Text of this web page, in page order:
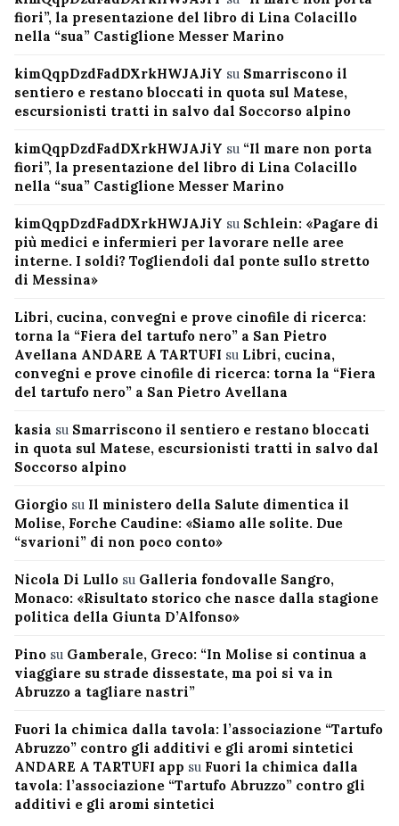
fiori”, la presentazione del libro di Lina Colacillo
nella “sua” Castiglione Messer Marino
kimQqpDzdFadDXrkHWJAJiY su Smarriscono il
sentiero e restano bloccati in quota sul Matese,
escursionisti tratti in salvo dal Soccorso alpino
kimQqpDzdFadDXrkHWJAJiY su “Il mare non porta
fiori”, la presentazione del libro di Lina Colacillo
nella “sua” Castiglione Messer Marino
kimQqpDzdFadDXrkHWJAJiY su Schlein: «Pagare di
più medici e infermieri per lavorare nelle aree
interne. I soldi? Togliendoli dal ponte sullo stretto
di Messina»
Libri, cucina, convegni e prove cinofile di ricerca:
torna la “Fiera del tartufo nero” a San Pietro
Avellana ANDARE A TARTUFI su Libri, cucina,
convegni e prove cinofile di ricerca: torna la “Fiera
del tartufo nero” a San Pietro Avellana
kasia su Smarriscono il sentiero e restano bloccati
in quota sul Matese, escursionisti tratti in salvo dal
Soccorso alpino
Giorgio su Il ministero della Salute dimentica il
Molise, Forche Caudine: «Siamo alle solite. Due
“svarioni” di non poco conto»
Nicola Di Lullo su Galleria fondovalle Sangro,
Monaco: «Risultato storico che nasce dalla stagione
politica della Giunta D’Alfonso»
Pino su Gamberale, Greco: “In Molise si continua a
viaggiare su strade dissestate, ma poi si va in
Abruzzo a tagliare nastri”
Fuori la chimica dalla tavola: l’associazione “Tartufo
Abruzzo” contro gli additivi e gli aromi sintetici
ANDARE A TARTUFI app su Fuori la chimica dalla
tavola: l’associazione “Tartufo Abruzzo” contro gli
additivi e gli aromi sintetici